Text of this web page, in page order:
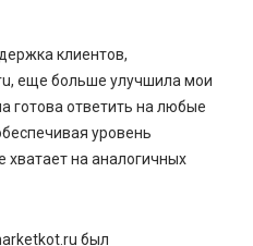
клиентов,
еще больше улучшила мои
готова ответить на любые
уровень
хватает на аналогичных
был